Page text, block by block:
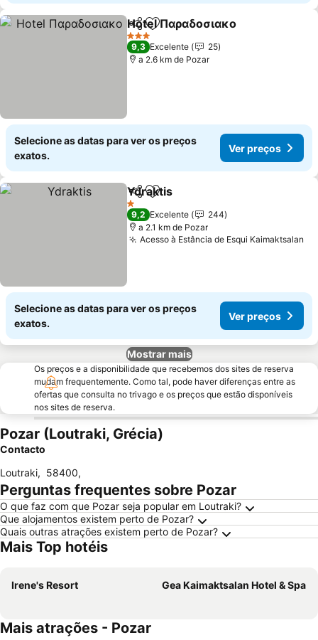
PartilharAdicionar aos favoritos
Hotel Παραδοσιακο
3 Estrelas
9,3 Excelente
25
a 2.6 km de Pozar
Selecione as datas para ver os preços
exatos.
Ver preços
PartilharAdicionar aos favoritos
Ydraktis
1 Estrelas
9,2 Excelente
244
a 2.1 km de Pozar
Acesso à Estância de Esqui Kaimaktsalan
Selecione as datas para ver os preços
exatos.
Ver preços
Mostrar mais
Os preços e a disponibilidade que recebemos dos sites de reserva
mudam frequentemente. Como tal, pode haver diferenças entre as
ofertas que consulta no trivago e os preços que estão disponíveis
nos sites de reserva.
Pozar (Loutraki, Grécia)
Contacto
Loutraki, 58400,
Perguntas frequentes sobre Pozar
O que faz com que Pozar seja popular em Loutraki?
Que alojamentos existem perto de Pozar?
Quais outras atrações existem perto de Pozar?
Mais Top hotéis
Irene's Resort Gea Kaimaktsalan Hotel & Spa
Mais atrações - Pozar